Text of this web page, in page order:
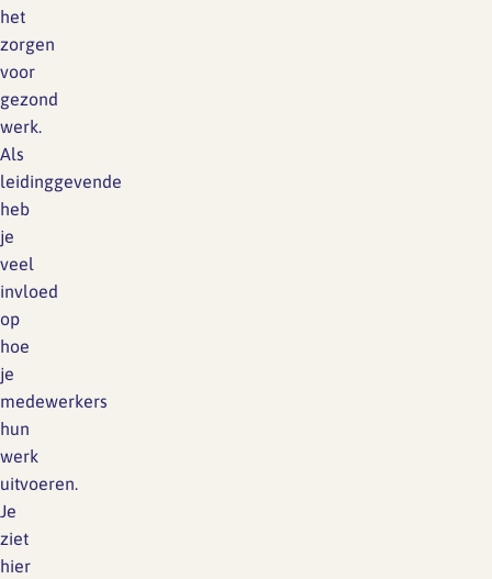
het
zorgen
voor
gezond
werk.
Als
leidinggevende
heb
je
veel
invloed
op
hoe
je
medewerkers
hun
werk
uitvoeren.
Je
ziet
hier